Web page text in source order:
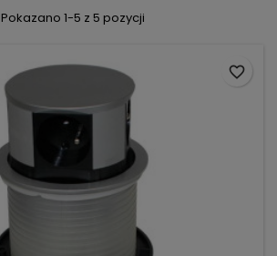
Pokazano 1-5 z 5 pozycji
favorite_border